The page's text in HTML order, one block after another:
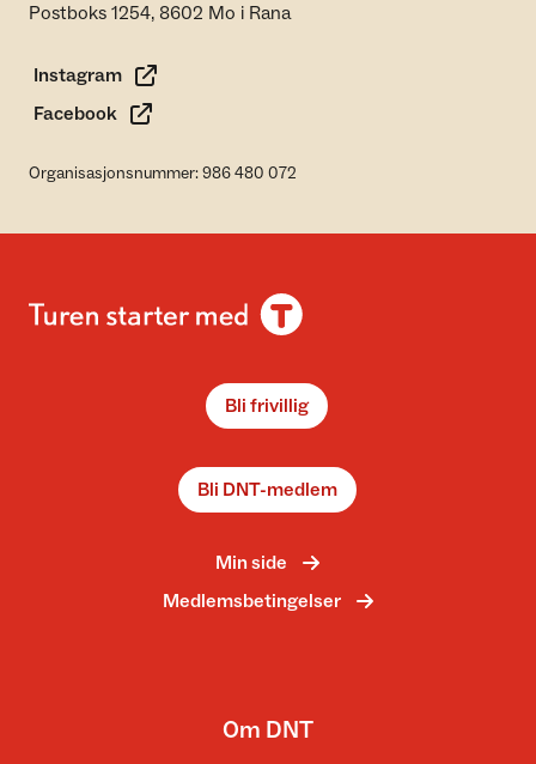
Postboks 1254, 8602 Mo i Rana
Instagram
Facebook
Organisasjonsnummer: 986 480 072
Bli frivillig
Bli DNT-medlem
Min side
Medlemsbetingelser
Om DNT